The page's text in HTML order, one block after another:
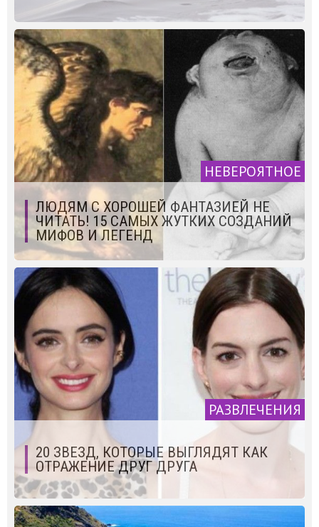
НЕВЕРОЯТНОЕ
ЛЮДЯМ С ХОРОШЕЙ ФАНТАЗИЕЙ НЕ
ЧИТАТЬ! 15 САМЫХ ЖУТКИХ СОЗДАНИЙ
МИФОВ И ЛЕГЕНД
РАЗВЛЕЧЕНИЯ
20 ЗВЕЗД, КОТОРЫЕ ВЫГЛЯДЯТ КАК
ОТРАЖЕНИЕ ДРУГ ДРУГА